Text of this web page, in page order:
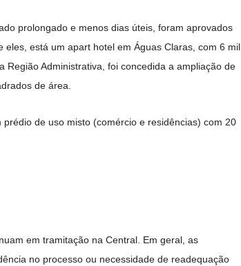
prolongado e menos dias úteis, foram aprovados
está um apart hotel em Águas Claras, com 6 mil
Administrativa, foi concedida a ampliação de
de área.
de uso misto (comércio e residências) com 20
em tramitação na Central. Em geral, as
no processo ou necessidade de readequação